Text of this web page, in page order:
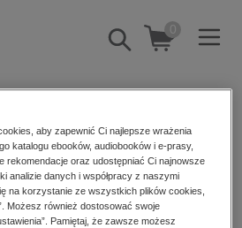
Pokaż/schowaj
wyszukiwarkę
0
wnętrz
Kaz Ostaszewicz
Ostaszewicz
aby zapewnić Ci najlepsze wrażenia
katalogu ebooków, audiobooków i e-prasy,
rekomendacje oraz udostępniać Ci najnowsze
analizie danych i współpracy z naszymi
na korzystanie ze wszystkich plików cookies,
Możesz również dostosować swoje
Pamiętaj, że zawsze możesz